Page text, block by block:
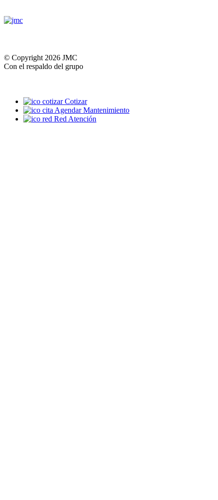
© Copyright 2026 JMC
Con el respaldo del grupo
Cotizar
Agendar Mantenimiento
Red Atención